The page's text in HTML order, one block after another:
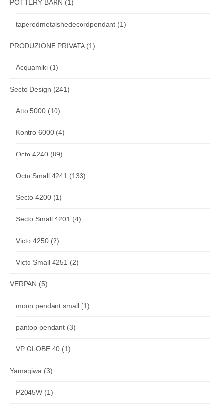
POTTERY BARN (1)
taperedmetalshedecordpendant (1)
PRODUZIONE PRIVATA(1)
Acquamiki (1)
Secto Design (241)
Atto 5000 (10)
Kontro 6000 (4)
Octo 4240 (89)
Octo Small 4241 (133)
Secto 4200 (1)
Secto Small 4201 (4)
Victo 4250 (2)
Victo Small 4251 (2)
VERPAN (5)
moon pendant small (1)
pantop pendant (3)
VP GLOBE 40 (1)
Yamagiwa (3)
P2045W (1)